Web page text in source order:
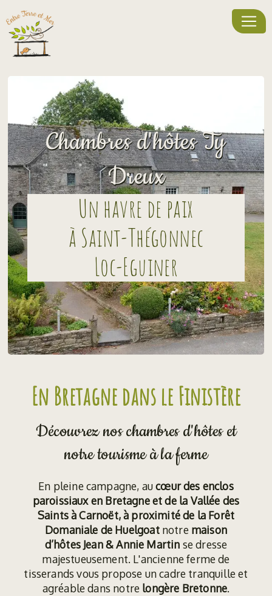
Chambres d'hôtes Ty
Dreux
Un havre de paix
à Saint-Thégonnec
Loc-Eguiner
En Bretagne dans le Finistère
Découvrez nos chambres d'hôtes et
notre tourisme à la ferme
En pleine campagne, aucœur des enclos
paroissiaux en Bretagne et de la Vallée des
Saints à Carnoët, à proximité de la Forêt
Domaniale de Huelgoatnotre maison
d’hôtes Jean & Annie Martin se dresse
majestueusement. L'ancienne ferme de
tisserands vous propose un cadre tranquille et
agréable dans notre longère Bretonne.
Panneau de gestion des cookies